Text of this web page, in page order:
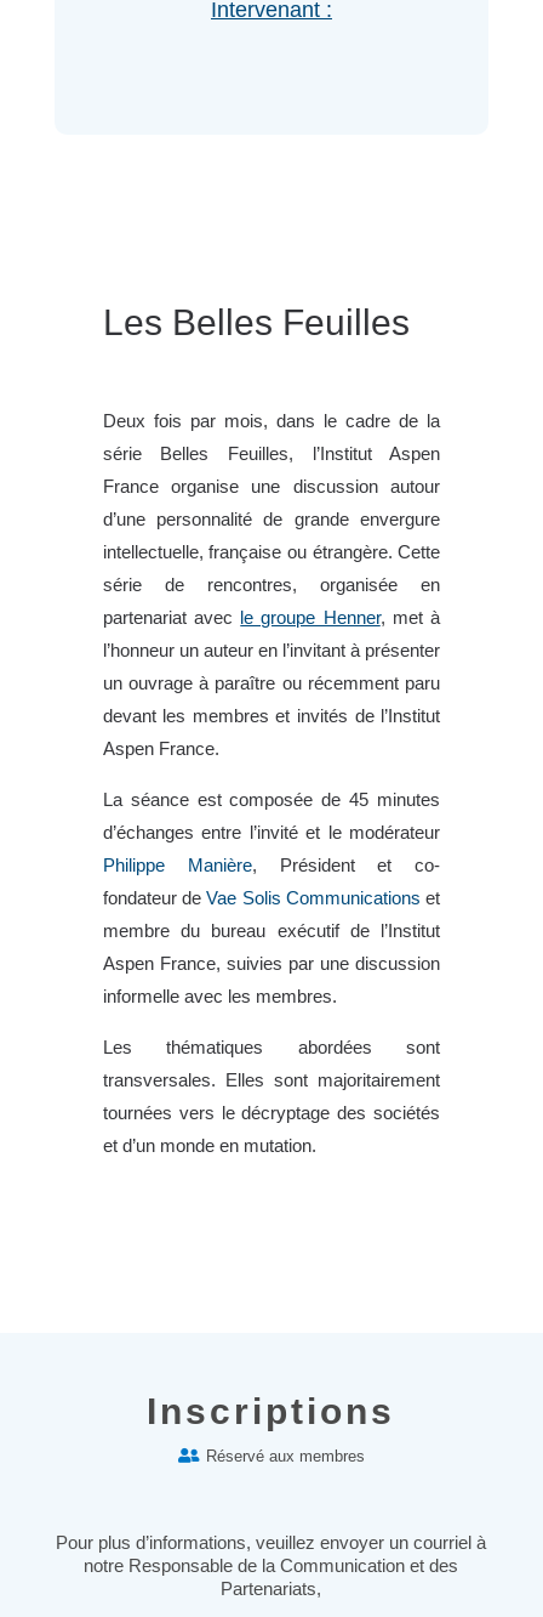
Intervenant :
Les Belles Feuilles
Deux fois par mois, dans le cadre de la
série Belles Feuilles, l’Institut Aspen
France organise une discussion autour
d’une personnalité de grande envergure
intellectuelle, française ou étrangère. Cette
série de rencontres, organisée en
partenariat avec le groupe Henner, met à
l’honneur un auteur en l’invitant à présenter
un ouvrage à paraître ou récemment paru
devant les membres et invités de l’Institut
Aspen France.
La séance est composée de 45 minutes
d’échanges entre l’invité et le modérateur
Philippe Manière, Président et co-
fondateur deVae Solis Communications et
membre du bureau exécutif de l’Institut
Aspen France, suivies par une discussion
informelle avec les membres.
Les thématiques abordées sont
transversales. Elles sont majoritairement
tournées vers le décryptage des sociétés
et d’un monde en mutation.
Inscriptions
 Réservé aux membres
Pour plus d’informations, veuillez envoyer un courriel à
notre Responsable de la Communication et des
Partenariats,